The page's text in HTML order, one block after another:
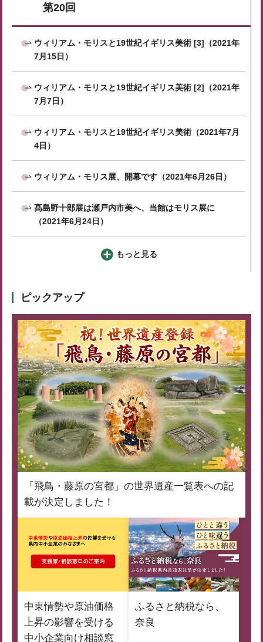
第20回
ウィリアム・モリスと19世紀イギリス美術 [3]（2021年
7月15日）
ウィリアム・モリスと19世紀イギリス美術 [2]（2021年
7月7日）
ウィリアム・モリスと19世紀イギリス美術（2021年7月
4日）
ウィリアム・モリス展、開幕です（2021年6月26日）
髙島野十郎展は瀬戸内市美へ、当館はモリス展に
（2021年6月24日）
もっと見る
ピックアップ
「飛鳥・藤原の宮都」の世界遺産一覧表への記
載が決定しました！
中東情勢や原油価格
上昇の影響を受ける
中小企業向け相談窓
ふるさと納税なら、
奈良